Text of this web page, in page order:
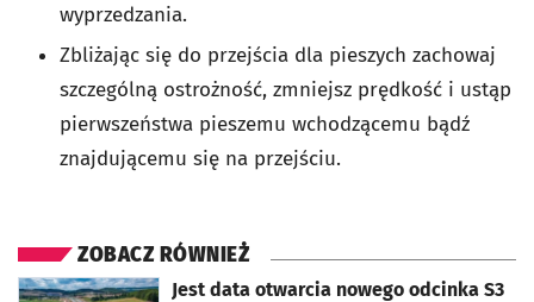
wyprzedzania.
Zbliżając się do przejścia dla pieszych zachowaj
szczególną ostrożność, zmniejsz prędkość i ustąp
pierwszeństwa pieszemu wchodzącemu bądź
znajdującemu się na przejściu.
ZOBACZ RÓWNIEŻ
Jest data otwarcia nowego odcinka S3
otworzy się w nowej karcie